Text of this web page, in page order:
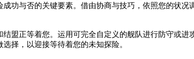
功与否的关键要素。借由协商与技巧，依照您的状况
盟正等着您。运用可完全自定义的舰队进行防守或
择，以迎接等待着您的未知探险。